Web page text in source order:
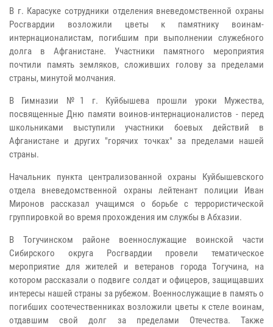
В г. Карасуке сотрудники отделения вневедомственной охраны
Росгвардии возложили цветы к памятнику воинам-
интернационалистам, погибшим при выполнении служебного
долга в Афганистане. Участники памятного мероприятия
почтили память земляков, сложивших голову за пределами
страны, минутой молчания.
В Гимназии №1 г. Куйбышева прошли уроки Мужества,
посвященные Дню памяти воинов-интернационалистов - перед
школьниками выступили участники боевых действий в
Афганистане и других "горячих точках" за пределами нашей
страны.
Начальник пункта централизованной охраны Куйбышевского
отдела вневедомственной охраны лейтенант полиции Иван
Миронов рассказал учащимся о борьбе с террористической
группировкой во время прохождения им службы в Абхазии.
В Тогучинском районе военнослужащие воинской части
Сибирского округа Росгвардии провели тематическое
мероприятие для жителей и ветеранов города Тогучина, на
котором рассказали о подвиге солдат и офицеров, защищавших
интересы нашей страны за рубежом. Военнослужащие в память о
погибших соотечественниках возложили цветы к стеле воинам,
отдавшим свой долг за пределами Отечества. Также